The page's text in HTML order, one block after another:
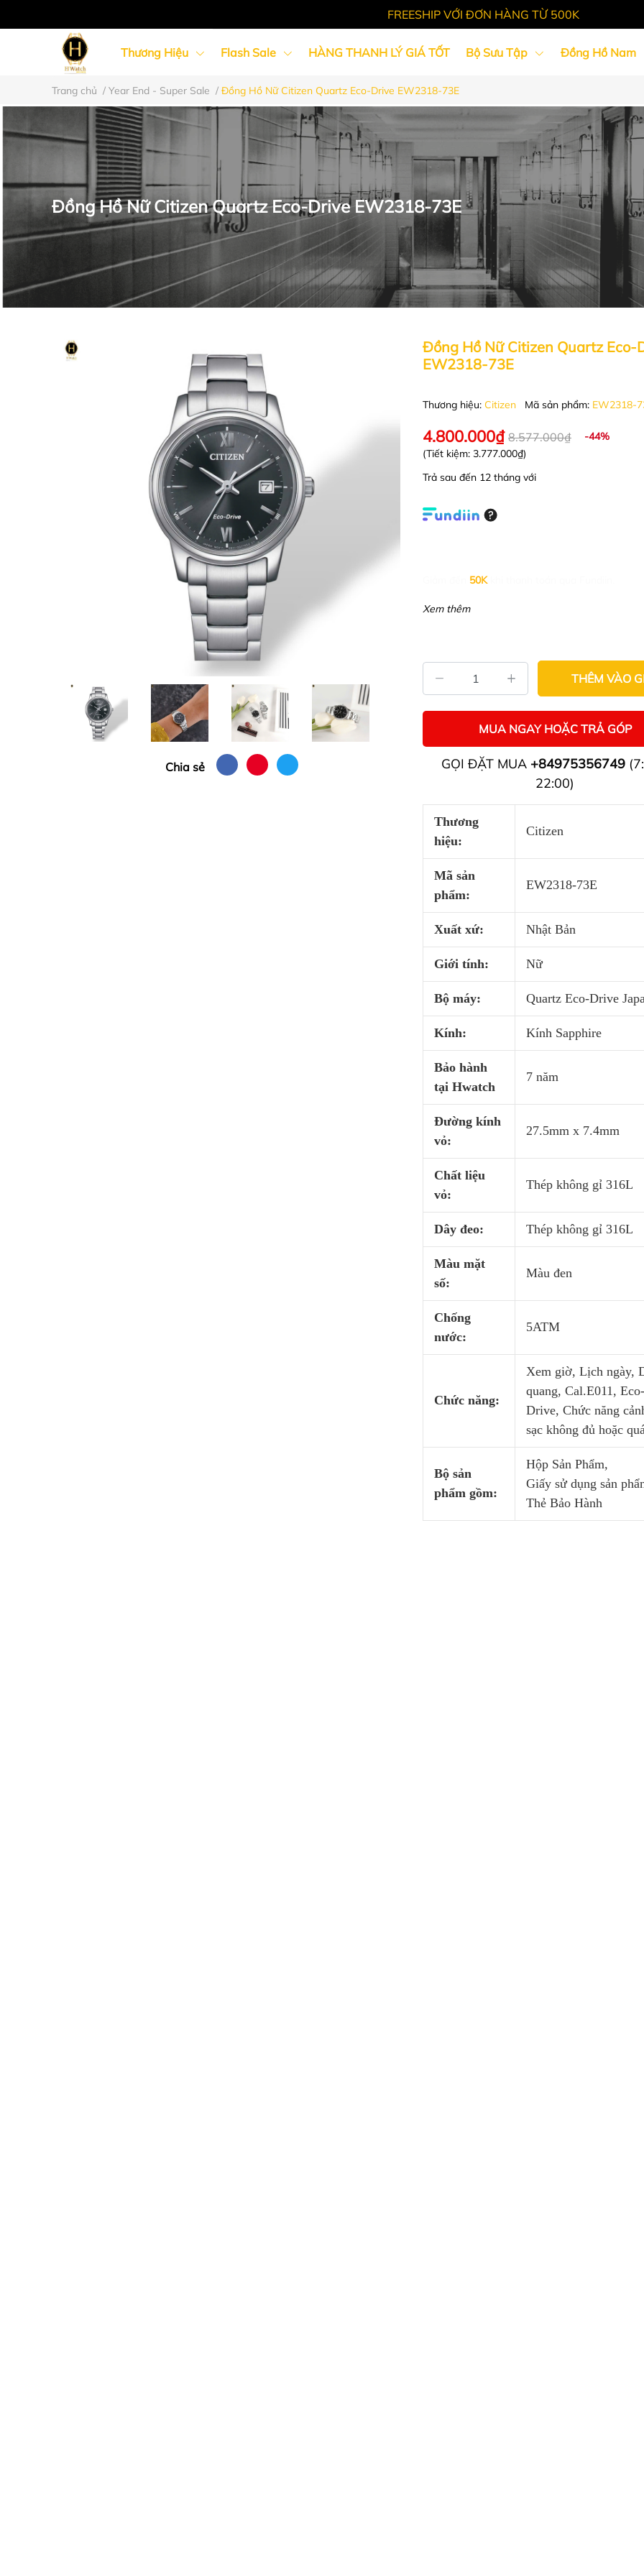
FREESHIP VỚI ĐƠN HÀNG TỪ 500K
Thương Hiệu Flash Sale HÀNG THANH LÝ GIÁ TỐT Bộ Sưu Tập Đồng Hồ Nam
Đồng Hồ Nữ Đồng Hồ Cặp Đôi
Trang chủ / Year End - Super Sale / Đồng Hồ Nữ Citizen Quartz Eco-Drive EW2318-73E
Đồng Hồ Nữ Citizen Quartz Eco-Drive EW2318-73E
Chia sẻ
Đồng Hồ Nữ Citizen Quartz Eco-
EW2318-73E
Thương hiệu: Citizen Mã sản phẩm: EW2318-
4.800.000₫ 8.577.000₫
-44%
(Tiết kiệm: 3.777.000₫)
Trả sau đến 12 tháng với
50K
Xem thêm
THÊM VÀO
MUA NGAY HOẶC TRẢ GÓP
GỌI ĐẶT MUA +84975356749
22:00)
Thương
hiệu:
Citizen
Mã sản
phẩm:
EW2318-73E
Xuất xứ: Nhật Bản
Giới tính: Nữ
Bộ máy: Quartz Eco-Drive
Kính: Kính Sapphire
Bảo hành
tại Hwatch
7 năm
Đường kính
vỏ:
27.5mm x 7.4mm
Chất liệu
vỏ:
Thép không gỉ 316L
Dây đeo: Thép không gỉ 316L
Màu mặt
số:
Màu đen
Chống
nước:
5ATM
Chức năng:
Xem giờ, Lịch ngày,
quang, Cal.E011, Eco-
Drive, Chức năng
sạc không đủ hoặc
Bộ sản
phẩm gồm:
Hộp Sản Phẩm,
Giấy sử dụng sản
Thẻ Bảo Hành